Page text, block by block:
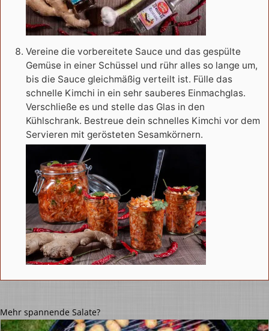
Vereine die vorbereitete Sauce und das gespülte
Gemüse in einer Schüssel und rühr alles so lange um,
bis die Sauce gleichmäßig verteilt ist. Fülle das
schnelle Kimchi in ein sehr sauberes Einmachglas.
Verschließe es und stelle das Glas in den
Kühlschrank. Bestreue dein schnelles Kimchi vor dem
Servieren mit gerösteten Sesamkörnern.
Mehr spannende Salate?